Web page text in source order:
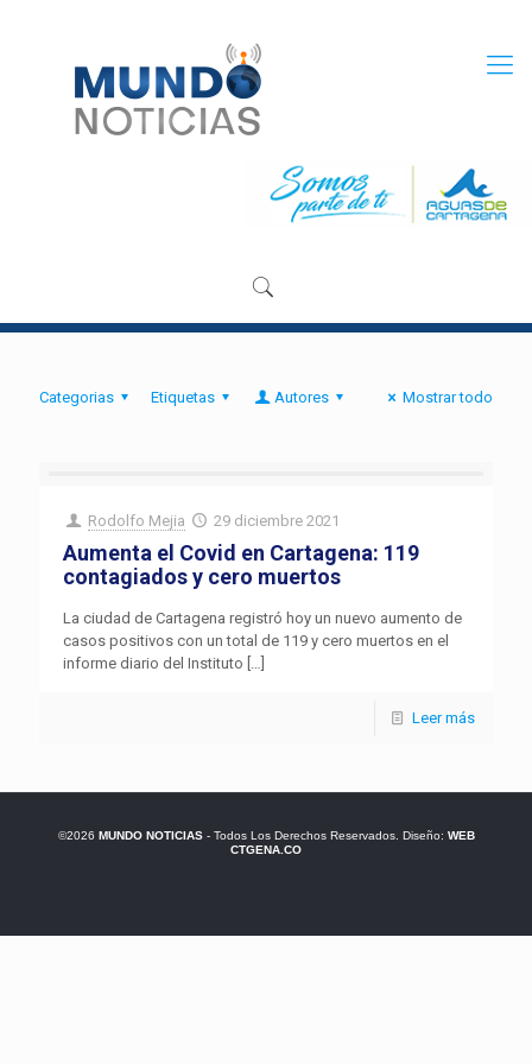
Categorias Etiquetas Autores Mostrar todo
Rodolfo Mejia 29 diciembre 2021
Aumenta el Covid en Cartagena: 119
contagiados y cero muertos
La ciudad de Cartagena registró hoy un nuevo aumento de
casos positivos con un total de 119 y cero muertos en el
informe diario del Instituto […]
Leer más
©2026 MUNDO NOTICIAS- Todos Los Derechos Reservados. Diseño: WEB
CTGENA.CO